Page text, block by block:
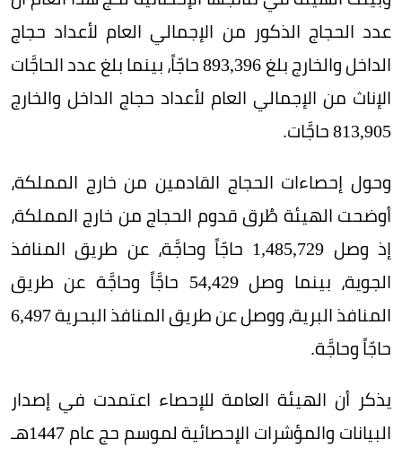
عدد الحجاج الذكور من الإجمالي العام لأعداد حجاج
الداخل والخارج بلغ 893,396 حاجّاً، بينما بلغ عدد الحاجَّات
الإناث من الإجمالي العام لأعداد حجاج الداخل والخارج
813,905 حاجَّات.
وحول إحصاءات الحجاج القادمين من خارج المملكة،
أوضحت الهيئة طُرق قدوم الحجاج من خارج المملكة،
إذ وصل 1,485,729 حاجّاً وحاجَّة، عن طريق المنافذ
الجوية، بينما وصل 54,429 حاجَّاً وحاجَّة عن طريق
المنافذ البرية، ووصل عن طريق المنافذ البحرية 6,497
حاجّاً وحاجَّة.
يذكر أن الهيئة العامة للإحصاء اعتمدت في إصدار
البيانات والمؤشرات الإحصائية لموسم حج عام 1447هـ